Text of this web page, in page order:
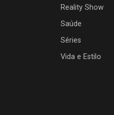
Reality Show
Saúde
Séries
Vida e Estilo